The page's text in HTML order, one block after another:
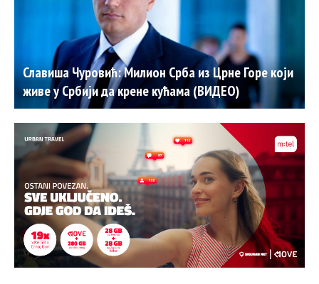
Славиша Чуровић: Милион Срба из Црне Горе који
живе у Србији да крене кућама (ВИДЕО)